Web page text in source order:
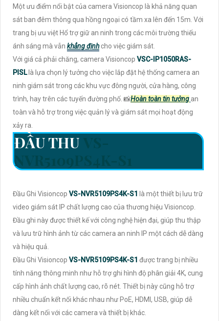
Một ưu điểm nổi bật của camera Visioncop là khả năng quan
sát ban đêm thông qua hồng ngoại có tầm xa lên đến 15m. Với
trang bị ưu việt Hổ trợ giữ an ninh trong các môi trường thiếu
ánh sáng mà vẫn khẳng địnhcho việc giám sát.
Với giá cả phải chăng, camera Visioncop VSC-IP1050RAS-
PISLlà lựa chọn lý tưởng cho việc lắp đặt hệ thống camera an
ninh giám sát trong các khu vực đông người, cửa hàng, công
trình, hay trên các tuyến đường phố. 📸Hoàn toàn tin tưởng an
toàn và hỗ trợ trong việc quản lý và giám sát mọi hoạt động
xảy ra.
ĐẦU THU
NVR5109PS4K-S1
Đầu Ghi Visioncop VS-NVR5109PS4K-S1 là một thiết bị lưu trữ
video giám sát IP chất lượng cao của thương hiệu Visioncop.
Đầu ghi này được thiết kế với công nghệ hiện đại, giúp thu thập
và lưu trữ hình ảnh từ các camera an ninh IP một cách dễ dàng
và hiệu quả.
Đầu Ghi Visioncop VS-NVR5109PS4K-S1 được trang bị nhiều
tính năng thông minh như hỗ trợ ghi hình độ phân giải 4K, cung
cấp hình ảnh chất lượng cao, rõ nét. Thiết bị này cũng hỗ trợ
nhiều chuẩn kết nối khác nhau như PoE, HDMI, USB, giúp dễ
dàng kết nối với các camera và thiết bị khác.